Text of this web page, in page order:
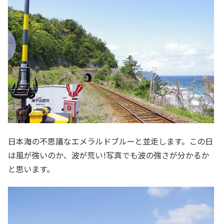
日本海の不思議なエメラルドブルーと並走します。この日
は風が強いのか、波が荒い!写真でも波の強さが分かるか
と思います。